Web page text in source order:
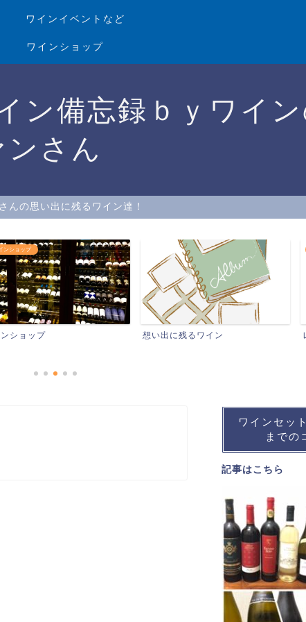
ワインイベントなど
ワインショップ
ン備忘録ｂｙワイ
ンさん
んの思い出に残るワイン達！
ワインを美味しく飲めるレストラ
レストランなど
ワインセッ
までの
記事はこちら